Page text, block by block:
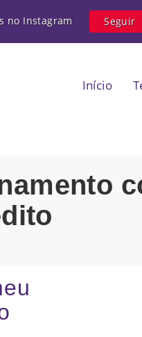
no Instagram Seguir
Início